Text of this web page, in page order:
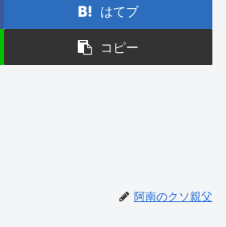
はてブ
コピー
阿南のクソ親父